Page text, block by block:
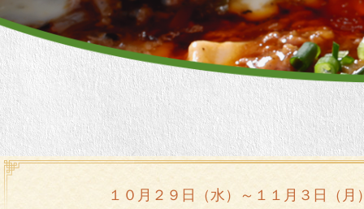
１０月２９日（水）～１１月３日（